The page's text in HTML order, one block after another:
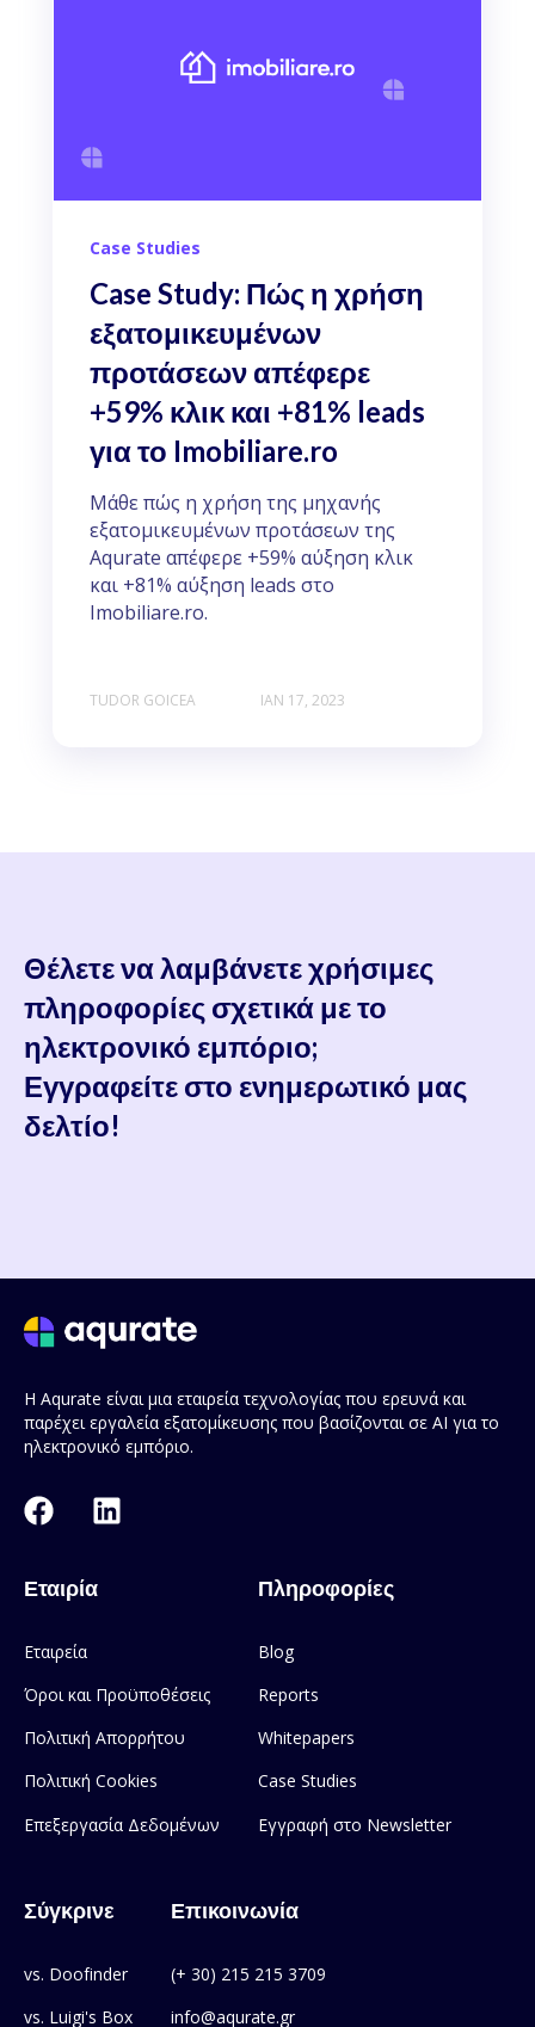
Case Studies
Case Study: Πώς η χρήση
εξατομικευμένων
προτάσεων απέφερε
+59% κλικ και +81% leads
για το Imobiliare.ro
Μάθε πώς η χρήση της μηχανής
εξατομικευμένων προτάσεων της
Aqurate απέφερε +59% αύξηση κλικ
και +81% αύξηση leads στο
Imobiliare.ro.
TUDOR GOICEA ΙΑΝ 17, 2023
Θέλετε να λαμβάνετε χρήσιμες
πληροφορίες σχετικά με το
ηλεκτρονικό εμπόριο;
Εγγραφείτε στο ενημερωτικό μας
δελτίο!
Η Aqurate είναι μια εταιρεία τεχνολογίας που ερευνά και
παρέχει εργαλεία εξατομίκευσης που βασίζονται σε AI για το
ηλεκτρονικό εμπόριο.
Εταιρία
Εταιρεία
Όροι και Προϋποθέσεις
Πολιτική Απορρήτου
Πολιτική Cookies
Επεξεργασία Δεδομένων
Πληροφορίες
Blog
Reports
Whitepapers
Case Studies
Εγγραφή στο Newsletter
Σύγκρινε
vs. Doofinder
vs. Luigi's Box
Επικοινωνία
(+ 30) 215 215 3709
info@aqurate.gr